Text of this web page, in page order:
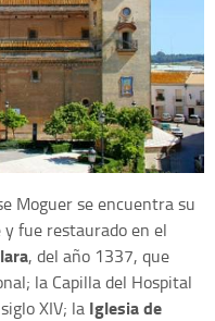
Moguer se encuentra su
y fue restaurado en el
, del año 1337, que
la Capilla del Hospital
XIV; la Iglesia de